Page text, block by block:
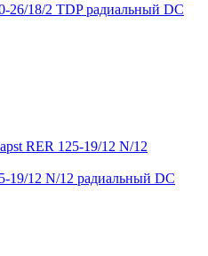
26/18/2 TDP радиальный DC
19/12 N/12 радиальный DC